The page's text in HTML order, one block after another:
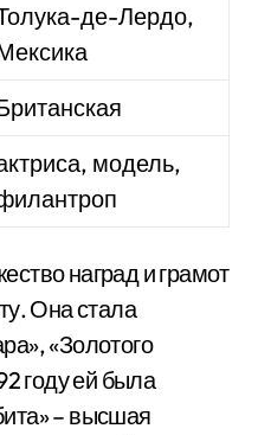
де-Лердо,
модель,
наград и грамот
Она стала
«Золотого
году ей была
– высшая